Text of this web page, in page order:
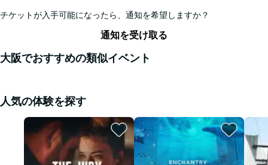
チケットが入手可能になったら、通知を希望しますか？
通知を受け取る
大阪でおすすめの類似イベント
人気の体験を探す